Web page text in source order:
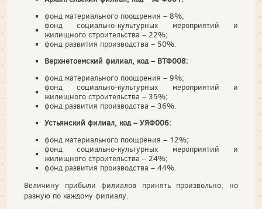
фонд материального поощрения – 8%;
фонд социально-культурных мероприятий и
жилищного строительства – 22%;
фонд развития производства – 50%.
Верхнетоемский филиал, код – ВТФ008:
фонд материального поощрения – 9%;
фонд социально-культурных мероприятий и
жилищного строительства – 35%;
фонд развития производства – 36%.
Устьянский филиал, код – УЯФ006:
фонд материального поощрения – 12%;
фонд социально-культурных мероприятий и
жилищного строительства – 24%;
фонд развития производства – 44%.
Величину прибыли филиалов принять произвольно, но
разную по каждому филиалу.